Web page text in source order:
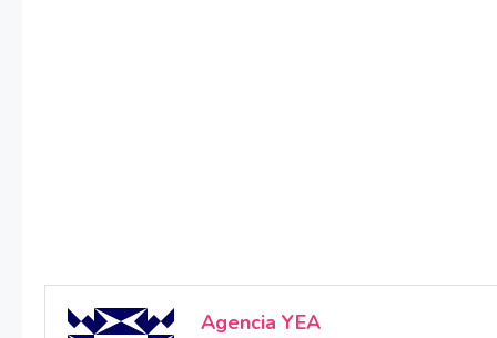
Agencia YEA